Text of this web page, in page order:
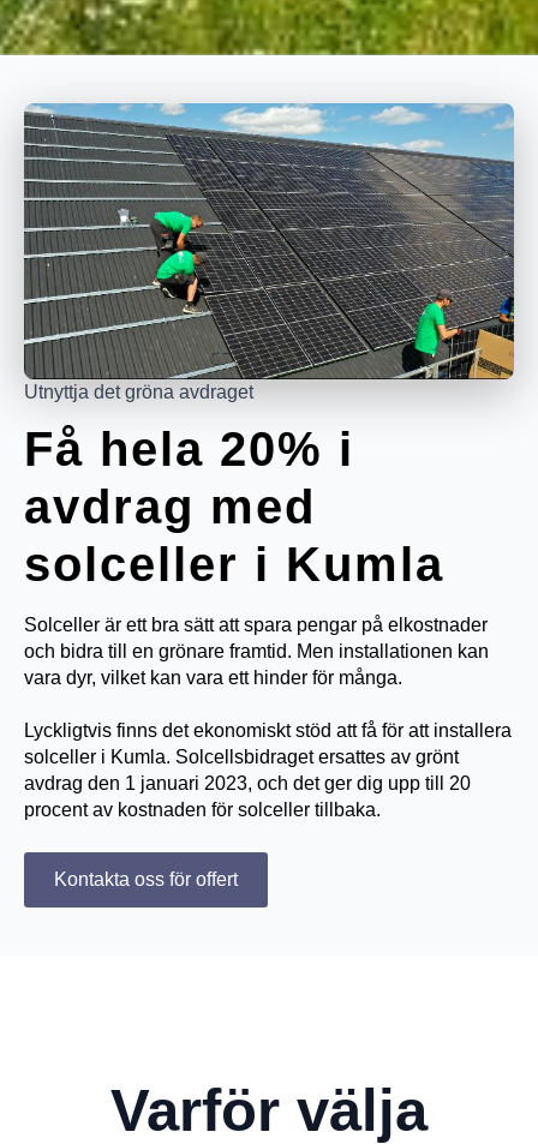
Utnyttja det gröna avdraget
Få hela 20% i
avdrag med
solceller i Kumla
Solceller är ett bra sätt att spara pengar på elkostnader
och bidra till en grönare framtid. Men installationen kan
vara dyr, vilket kan vara ett hinder för många.
Lyckligtvis finns det ekonomiskt stöd att få för att installera
solceller i Kumla. Solcellsbidraget ersattes av grönt
avdrag den 1 januari 2023, och det ger dig upp till 20
procent av kostnaden för solceller tillbaka.
Kontakta oss för offert
Varför välja